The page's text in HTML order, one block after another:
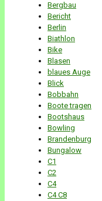
Bergbau
Bericht
Berlin
Biathlon
Bike
Blasen
blaues Auge
Blick
Bobbahn
Boote tragen
Bootshaus
Bowling
Brandenburg
Bungalow
C1
C2
C4
C4 C8